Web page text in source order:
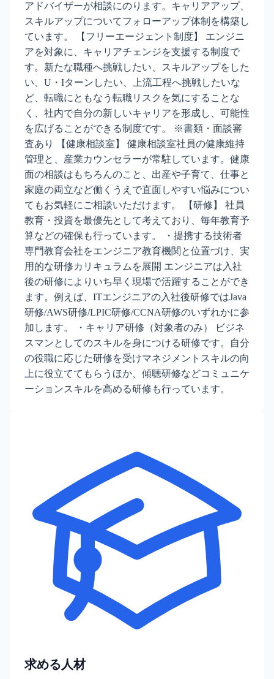
アドバイザーが相談にのります。キャリアアップ、
スキルアップについてフォローアップ体制を構築し
ています。 【フリーエージェント制度】 エンジニ
アを対象に、キャリアチェンジを支援する制度で
す。新たな職種へ挑戦したい、スキルアップをした
い、U・Iターンしたい、上流工程へ挑戦したいな
ど、転職にともなう転職リスクを気にすることな
く、社内で自分の新しいキャリアを形成し、可能性
を広げることができる制度です。 ※書類・面談審
査あり 【健康相談室】 健康相談室社員の健康維持
管理と、産業カウンセラーが常駐しています。健康
面の相談はもちろんのこと、出産や子育て、仕事と
家庭の両立など働くうえで直面しやすい悩みについ
てもお気軽にご相談いただけます。 【研修】 社員
教育・投資を最優先として考えており、毎年教育予
算などの確保も行っています。 ・提携する技術者
専門教育会社をエンジニア教育機関と位置づけ、実
用的な研修カリキュラムを展開 エンジニアは入社
後の研修によりいち早く現場で活躍することができ
ます。例えば、ITエンジニアの入社後研修ではJava
研修/AWS研修/LPIC研修/CCNA研修のいずれかに参
加します。 ・キャリア研修（対象者のみ） ビジネ
スマンとしてのスキルを身につける研修です。自分
の役職に応じた研修を受けマネジメントスキルの向
上に役立ててもらうほか、傾聴研修などコミュニケ
ーションスキルを高める研修も行っています。
求める人材